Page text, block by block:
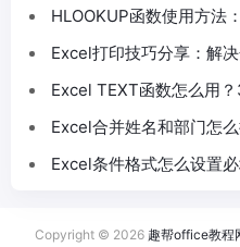
HLOOKUP函数使用方法
Excel打印技巧分享：解
Excel TEXT函数怎么用
Excel合并姓名和部门怎
Excel条件格式怎么设置
Copyright © 2026 趣帮office教程